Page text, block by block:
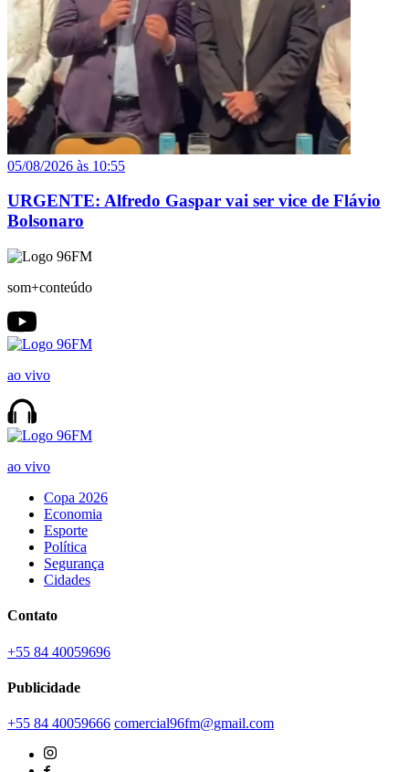
05/08/2026 às 10:55
URGENTE: Alfredo Gaspar vai ser vice de Flávio
Bolsonaro
som+conteúdo
ao vivo
ao vivo
Copa 2026
Economia
Esporte
Política
Segurança
Cidades
Contato
+55 84 40059696
Publicidade
+55 84 40059666 comercial96fm@gmail.com